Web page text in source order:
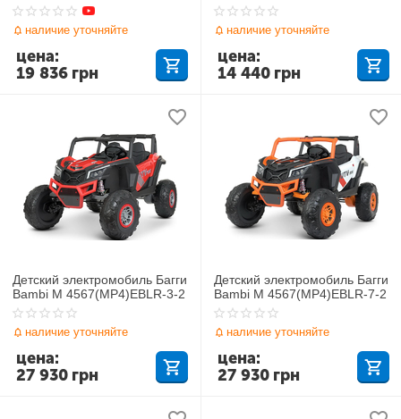
наличие уточняйте
19 836 грн
цена:
наличие уточняйте
14 440 грн
цена:
Детский электромобиль Багги
Bambi M 4567(MP4)EBLR-3-2
наличие уточняйте
27 930 грн
цена:
Детский электромобиль Багги
Bambi M 4567(MP4)EBLR-7-2
наличие уточняйте
27 930 грн
цена: